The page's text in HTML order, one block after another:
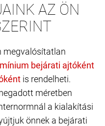
AZ ÖN
megvalósítatlan
is rendelheti.
méretben
a kialakítási
önnek a bejárati